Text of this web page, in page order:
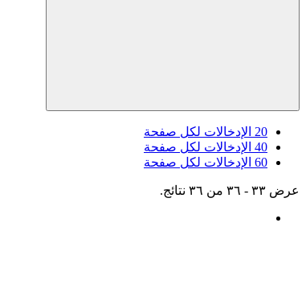
20 الإدخالات لكل صفحة
40 الإدخالات لكل صفحة
60 الإدخالات لكل صفحة
عرض ٣٣ - ٣٦ من ٣٦ نتائج.